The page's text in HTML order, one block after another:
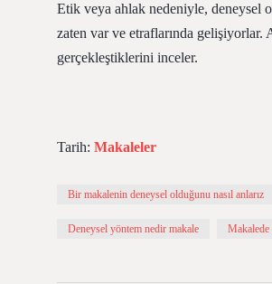
Etik veya ahlak nedeniyle, deneysel
zaten var ve etraflarında gelişiyorlar.
gerçekleştiklerini inceler.
Tarih: Makaleler
Bir makalenin deneysel olduğunu nasıl anlarız
Deneysel yöntem nedir makale Makalede